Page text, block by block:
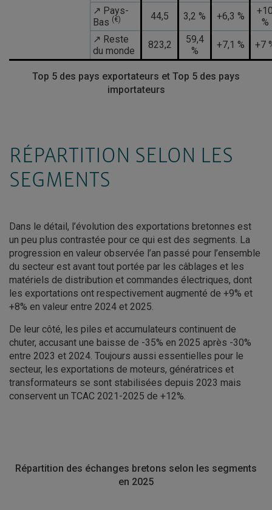
↗ Pays-
Bas (€) 44,5 3,2 % +6,3 %
%
↗ Reste
du monde
823,2
59,4
%
+7,1 % +7
Top 5 des pays exportateurs et Top 5 des pays
importateurs
RÉPARTITION SELON LES
SEGMENTS
Dans le détail, l’évolution des exportations bretonnes est
un peu plus contrastée pour ce qui est des segments. La
progression en valeur observée l’an passé pour l’ensemble
du secteur est avant tout portée par les câblages et les
matériels de distribution et commandes électriques, dont
les exportations ont respectivement augmenté de +9% et
+8% en valeur entre 2024 et 2025.
De leur côté, les piles et accumulateurs continuent de
chuter, accusant une baisse de -35% en 2025 après -30%
entre 2023 et 2024. Toujours aussi essentielles pour le
secteur, les exportations de moteurs, génératrices et
transformateurs se sont stabilisées depuis 2023 mais
conservent un TCAC 2021-2025 de +12%.
Répartition des échanges bretons selon les segments
en 2025